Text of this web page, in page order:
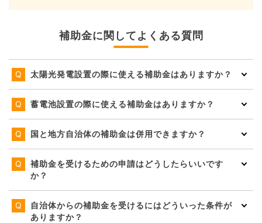
補助金に関してよくある質問
太陽光発電設置の際に使える補助金はありますか？
蓄電池設置の際に使える補助金はありますか？
国と地方自治体の補助金は併用できますか？
補助金を受けるための申請はどうしたらいいです
か？
自治体からの補助金を受けるにはどういった条件が
ありますか？